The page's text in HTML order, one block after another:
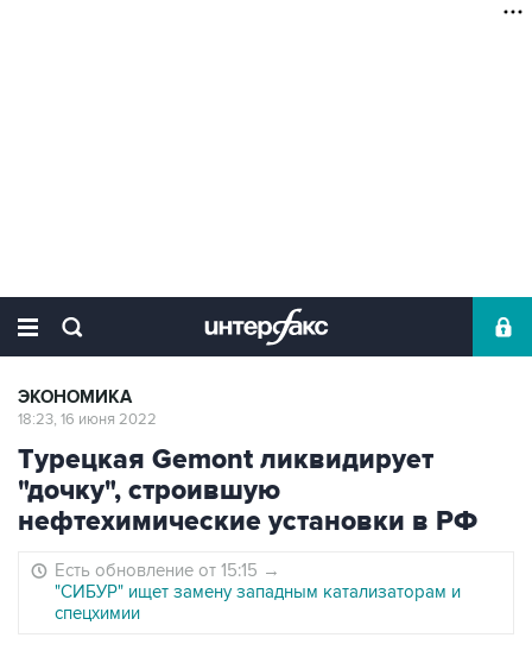
ЭКОНОМИКА
18:23, 16 июня 2022
Турецкая Gemont ликвидирует
"дочку", строившую
нефтехимические установки в РФ
Есть обновление от 15:15 →
"СИБУР" ищет замену западным катализаторам и
спецхимии